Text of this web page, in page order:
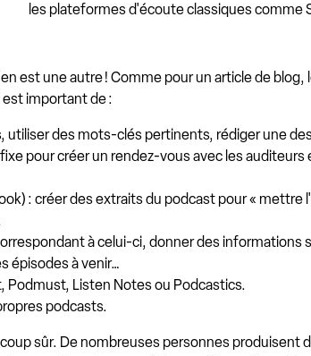
les plateformes d'écoute classiques comme
est une autre ! Comme pour un article de
est important de :
utiliser des mots-clés pertinents, rédiger une
pour créer un rendez-vous avec les
: créer des extraits du podcast pour « mettre
à celui-ci, donner des informations
épisodes à venir…
Podmust, Listen Notes ou Podcastics.
podcasts.
sûr. De nombreuses personnes produisent